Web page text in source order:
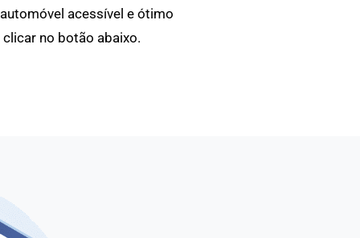
acessível e ótimo
no botão abaixo.